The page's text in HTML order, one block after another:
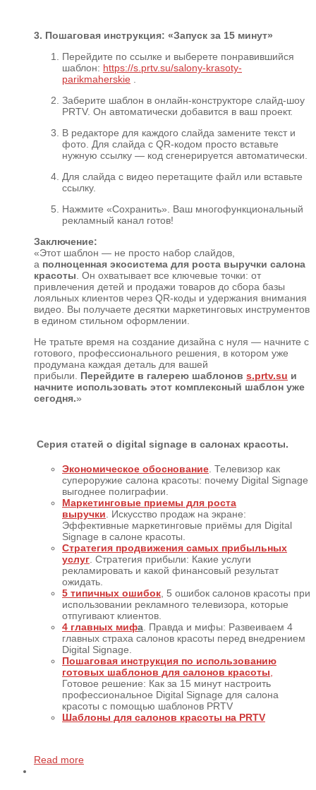
3. Пошаговая инструкция: «Запуск за 15 минут»
Перейдите по ссылке и выберете понравившийся
шаблон: https://s.prtv.su/salony-krasoty-
parikmaherskie .
Заберите шаблон в онлайн-конструкторе слайд-шоу
PRTV. Он автоматически добавится в ваш проект.
В редакторе для каждого слайда замените текст и
фото. Для слайда с QR-кодом просто вставьте
нужную ссылку — код сгенерируется автоматически.
Для слайда с видео перетащите файл или вставьте
ссылку.
Нажмите «Сохранить». Ваш многофункциональный
рекламный канал готов!
Заключение:
«Этот шаблон — не просто набор слайдов,
а полноценная экосистема для роста выручки салона
красоты. Он охватывает все ключевые точки: от
привлечения детей и продажи товаров до сбора базы
лояльных клиентов через QR-коды и удержания внимания
видео. Вы получаете десятки маркетинговых инструментов
в едином стильном оформлении.
Не тратьте время на создание дизайна с нуля — начните с
готового, профессионального решения, в котором уже
продумана каждая деталь для вашей
прибыли. Перейдите в галерею шаблонов s.prtv.su и
начните использовать этот комплексный шаблон уже
сегодня.»
Серия статей о digital signage в салонах красоты.
Экономическое обоснование . Телевизор как
супероружие салона красоты: почему Digital Signage
выгоднее полиграфии.
Маркетинговые приемы для роста
выручки . Искусство продаж на экране:
Эффективные маркетинговые приёмы для Digital
Signage в салоне красоты.
Стратегия продвижения самых прибыльных
услуг . Стратегия прибыли: Какие услуги
рекламировать и какой финансовый результат
ожидать.
5 типичных ошибок , 5 ошибок салонов красоты при
использовании рекламного телевизора, которые
отпугивают клиентов.
4 главных мифа . Правда и мифы: Развеиваем 4
главных страха салонов красоты перед внедрением
Digital Signage.
Пошаговая инструкция по использованию
готовых шаблонов для салонов красоты
Готовое решение: Как за 15 минут настроить
профессиональное Digital Signage для салона
красоты с помощью шаблонов PRTV
Шаблоны для салонов красоты на PRTV
Read more